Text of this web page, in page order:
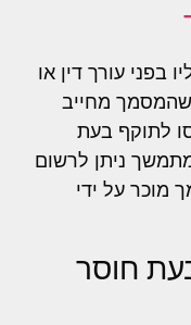
בפני עורך דין או
שהמסמך מחייב
לתוקף בעת
ניתן לרשום
מוכר על ידי
חוסר